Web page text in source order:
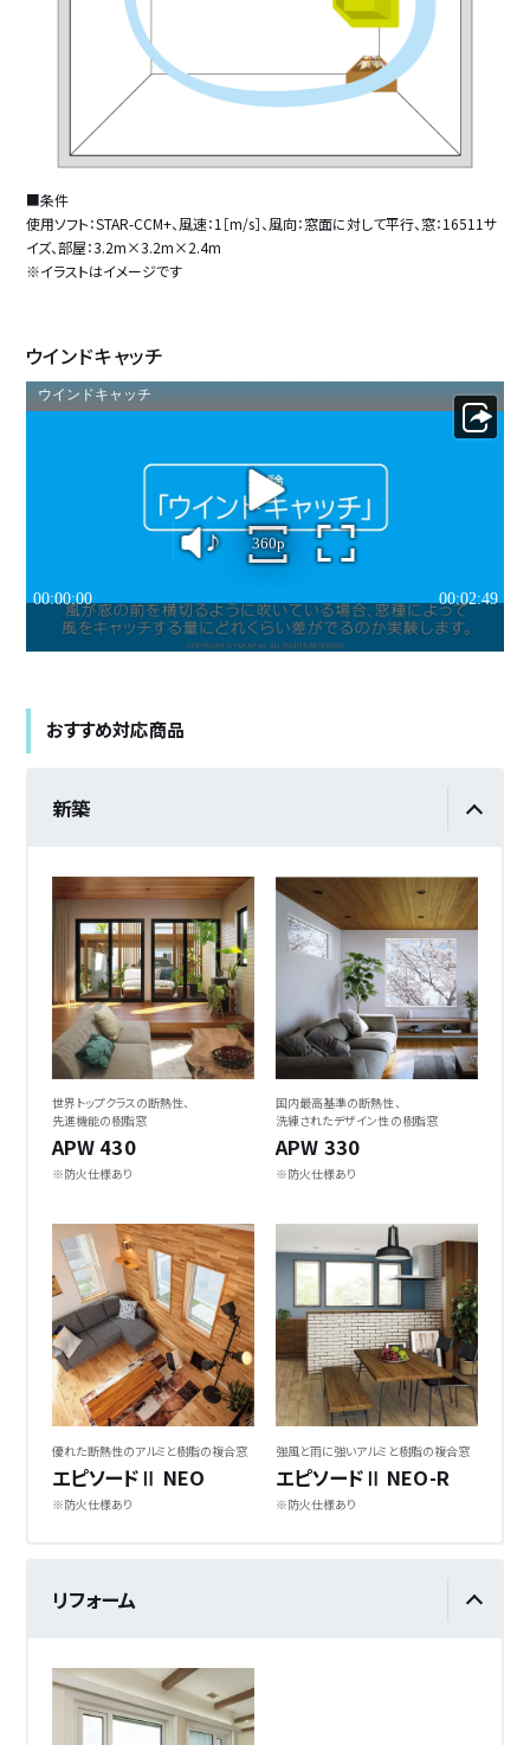
■条件
使用ソフト：STAR-CCM+、風速：1［m/s］、風向：窓面に対して平行、窓：16511サ
イズ、部屋：3.2m×3.2m×2.4m
※イラストはイメージです
ウインドキャッチ
おすすめ対応商品
新築
世界トップクラスの断熱性、
先進機能の樹脂窓
APW 430
※防火仕様あり
国内最高基準の断熱性、
洗練されたデザイン性の樹脂窓
APW 330
※防火仕様あり
優れた断熱性のアルミと樹脂の複合窓
エピソードⅡ NEO
※防火仕様あり
強風と雨に強いアルミと樹脂の複合窓
エピソードⅡ NEO-R
※防火仕様あり
リフォーム